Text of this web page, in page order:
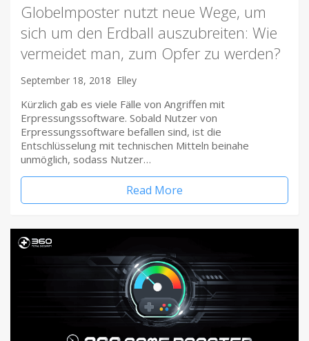
Globelmposter nutzt neue Wege, um
sich um den Erdball auszubreiten: Wie
vermeidet man, zum Opfer zu werden?
September 18, 2018 Elley
Kürzlich gab es viele Fälle von Angriffen mit
Erpressungssoftware. Sobald Nutzer von
Erpressungssoftware befallen sind, ist die
Entschlüsselung mit technischen Mitteln beinahe
unmöglich, sodass Nutzer…
Read More